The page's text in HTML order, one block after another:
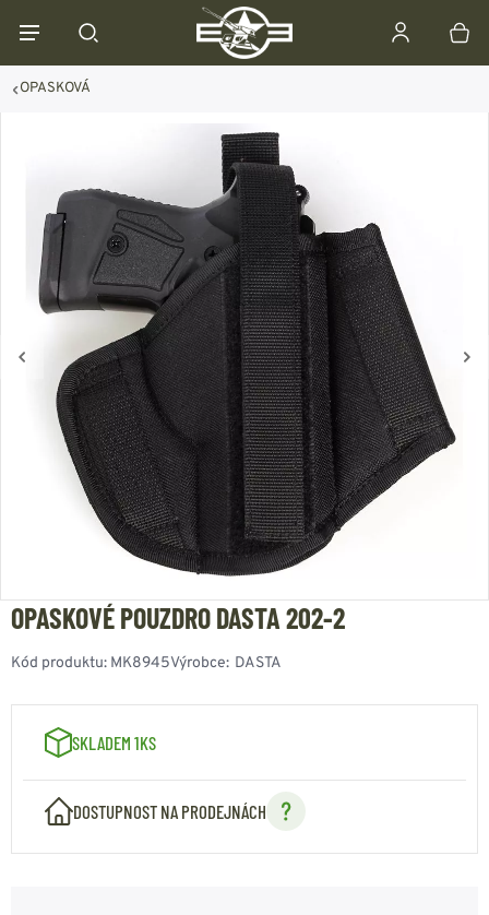
OPASKOVÁ
OPASKOVÉ POUZDRO DASTA 202-2
Kód produktu: MK8945Výrobce: DASTA
SKLADEM 1KS
DOSTUPNOST NA PRODEJNÁCH